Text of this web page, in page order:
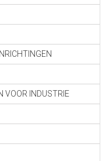
VOOR INDUSTRIE